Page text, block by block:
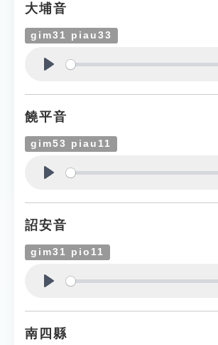
大埔音
gim31 piau33
饒平音
gim53 piau11
詔安音
gim31 pio11
南四縣